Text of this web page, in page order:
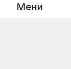
Мени